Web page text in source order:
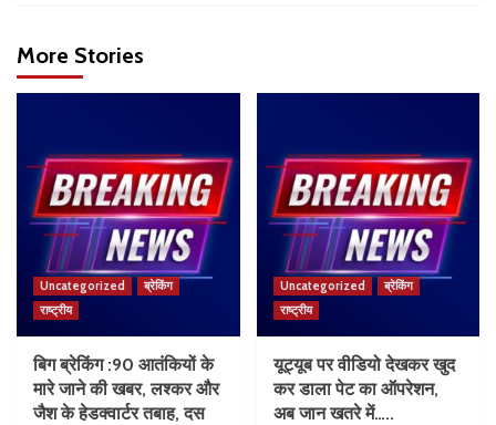
More Stories
Uncategorized
ब्रेकिंग
राष्ट्रीय
बिग ब्रेकिंग :90 आतंकियों के
मारे जाने की खबर, लश्कर और
जैश के हेडक्वार्टर तबाह, दस
Uncategorized
ब्रेकिंग
राष्ट्रीय
यूट्यूब पर वीडियो देखकर खुद
कर डाला पेट का ऑपरेशन,
अब जान खतरे में…..